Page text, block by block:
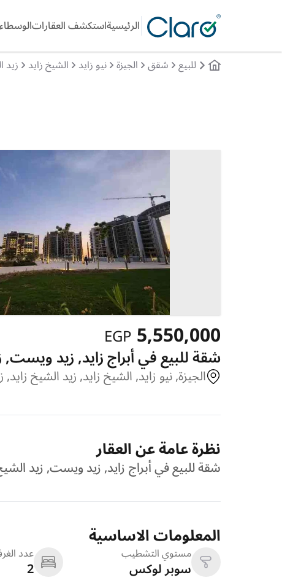
الرئيسيةاستكشف العقارات
للبيع شقق الجيزة نيو زايد الشيخ زايد زيد
5,550,000
EGP
شقة للبيع في أبراج زايد, زيد ويست,
الجيزة, نيو زايد, الشيخ زايد, زيد الشيخ
نظرة عامة عن العقار
شقة للبيع في أبراج زايد, زيد ويست, زيد الشيخ
المعلومات الاساسية
مستوي التشطيب
سوبر لوكس
عدد
2